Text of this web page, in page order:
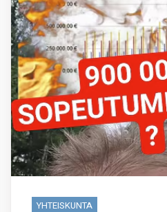
YHTEISKUNTA